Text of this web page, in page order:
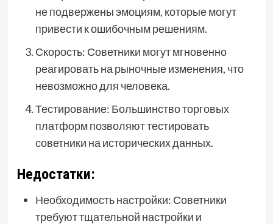
не подвержены эмоциям, которые могут
привести к ошибочным решениям.
Скорость: Советники могут мгновенно
реагировать на рыночные изменения, что
невозможно для человека.
Тестирование: Большинство торговых
платформ позволяют тестировать
советники на исторических данных.
Недостатки:
Необходимость настройки: Советники
требуют тщательной настройки и